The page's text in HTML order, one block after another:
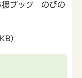
援ブック のびの
）